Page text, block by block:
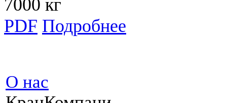
7000 кг
PDF Подробнее
О нас